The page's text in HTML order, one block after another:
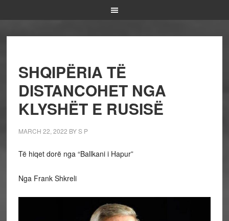
SHQIPËRIA TË
DISTANCOHET NGA
KLYSHËT E RUSISË
MARCH 22, 2022 BYS P
Të hiqet dorë nga “Ballkani i Hapur”
Nga Frank Shkreli